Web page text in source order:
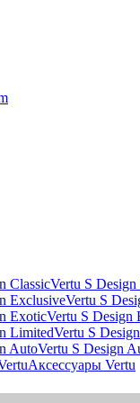
Vertu S Design
Vertu S
Vertu S Design
Vertu S
Vertu S Design
Аксессуары Vertu